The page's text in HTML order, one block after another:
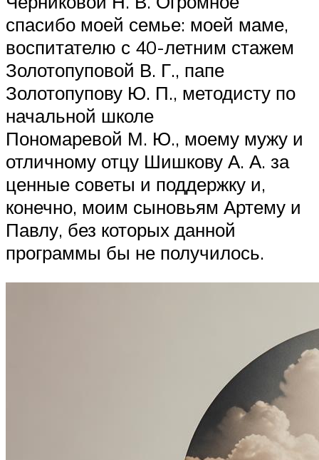
спасибо моей семье: моей маме,
воспитателю с 40-летним стажем
Золотопуповой В. Г., папе
Золотопупову Ю. П., методисту по
начальной школе
Пономаревой М. Ю., моему мужу и
отличному отцу Шишкову А. А. за
ценные советы и поддержку и,
конечно, моим сыновьям Артему и
Павлу, без которых данной
программы бы не получилось.